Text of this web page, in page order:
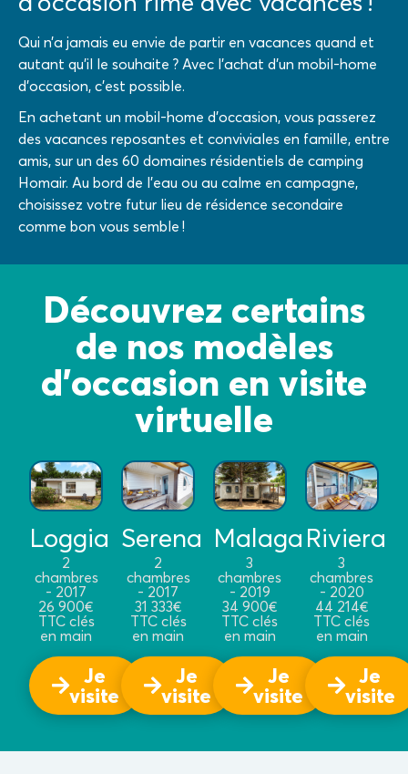
Qui n’a jamais eu envie de partir en vacances quand et
autant qu’il le souhaite ? Avec l’achat d’un mobil-home
d’occasion, c’est possible.
En achetant un mobil-home d’occasion, vous passerez
des vacances reposantes et conviviales en famille, entre
amis, sur un des 60 domaines résidentiels de camping
Homair. Au bord de l’eau ou au calme en campagne,
choisissez votre futur lieu de résidence secondaire
comme bon vous semble !
Découvrez certains
de nos modèles
d'occasion en visite
virtuelle
Loggia
2
chambres
- 2017
26 900€
TTC clés
en main
Je
visite
Serena
2
chambres
- 2017
31 333€
TTC clés
en main
Je
visite
Malaga
3
chambres
- 2019
34 900€
TTC clés
en main
Je
visite
Riviera
3
chambres
- 2020
44 214€
TTC clés
en main
Je
visite